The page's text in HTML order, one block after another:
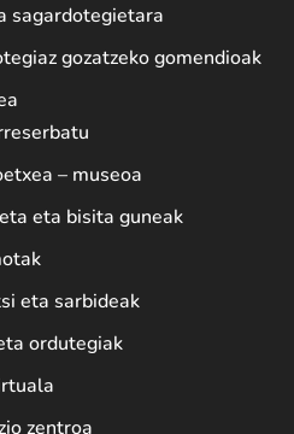
sagardotegietara
gozatzeko gomendioak
– museoa
eta bisita guneak
eta sarbideak
ordutegiak
zentroa